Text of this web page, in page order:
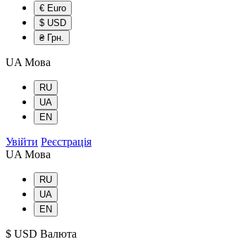
€ Euro
$ USD
₴ Грн.
UA Мова
RU
UA
EN
Увійти Реєстрація
UA Мова
RU
UA
EN
$ USD Валюта